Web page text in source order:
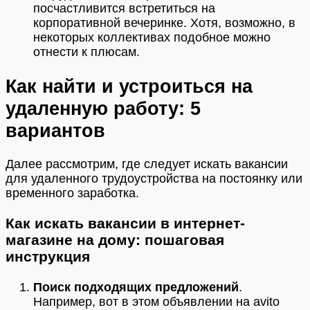
посчастливится встретиться на
корпоративной вечеринке. Хотя, возможно, в
некоторых коллективах подобное можно
отнести к плюсам.
Как найти и устроиться на
удаленную работу: 5
вариантов
Далее рассмотрим, где следует искать вакансии
для удаленного трудоустройства на постоянку или
временного заработка.
Как искать вакансии в интернет-
магазине на дому: пошаговая
инструкция
Поиск подходящих предложений.
Например, вот в этом объявлении на avito